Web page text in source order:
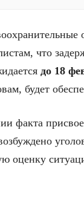
что
до 18
будет
факта
оценку